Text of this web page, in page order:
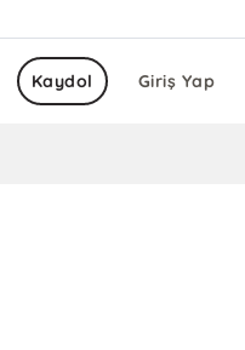
Giriş Yap
Kaydol